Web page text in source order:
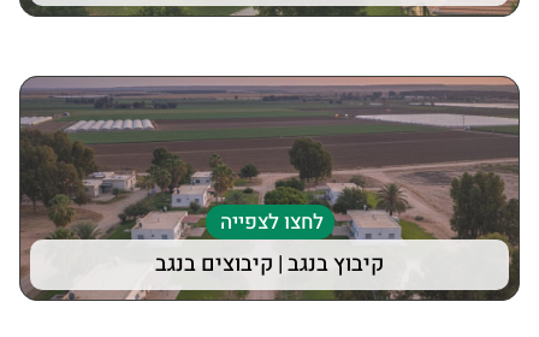
לחצו לצפייה
קיבוץ בנגב | קיבוצים בנגב